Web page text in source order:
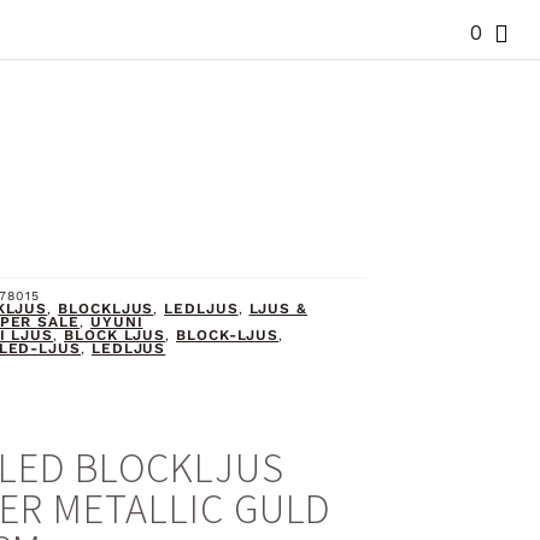
0
, BLOCKLJUS, LEDLJUS, LJUS &
SALE, UYUNI
LJUS, BLOCK LJUS, BLOCK-LJUS,
LED-LJUS, LEDLJUS
BLOCKLJUS
METALLIC GULD